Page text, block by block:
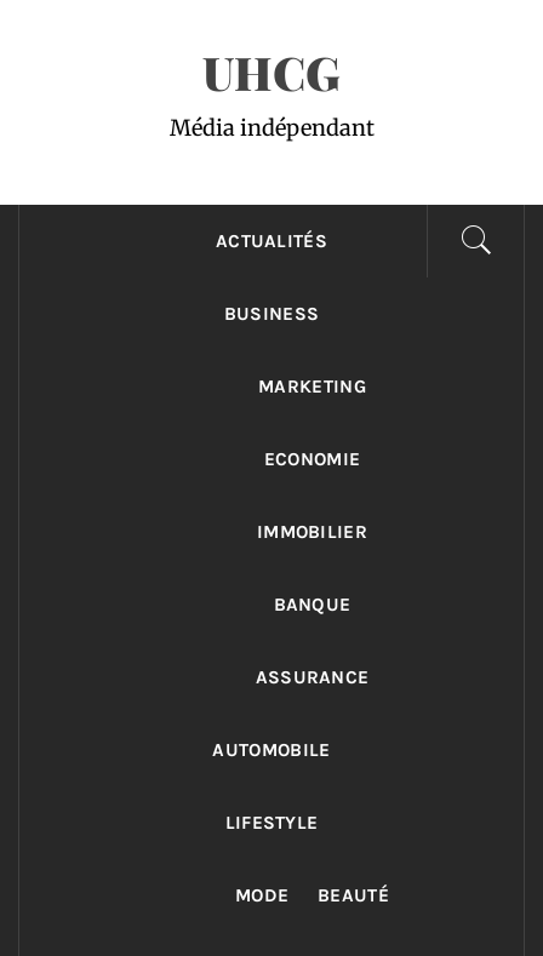
UHCG
Média indépendant
ACTUALITÉS
BUSINESS
MARKETING
ECONOMIE
IMMOBILIER
BANQUE
ASSURANCE
AUTOMOBILE
LIFESTYLE
MODE BEAUTÉ